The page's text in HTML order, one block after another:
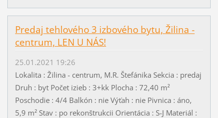
Predaj tehlového 3 izbového bytu, Žilina -
centrum, LEN U NÁS!
25.01.2021 19:26
Lokalita : Žilina - centrum, M.R. Štefánika Sekcia : predaj
Druh : byt Počet izieb : 3+kk Plocha : 72,40 m²
Poschodie : 4/4 Balkón : nie Výťah : nie Pivnica : áno,
5,9 m² Stav : po rekonštrukcii Orientácia : S-J Materiál :